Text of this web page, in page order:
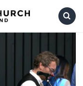
Search